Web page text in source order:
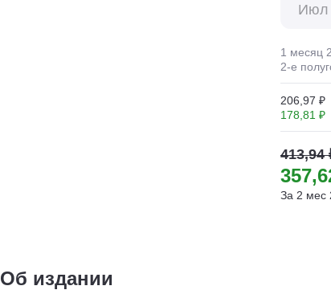
Июл
1 месяц
2-е
206,97 ₽
178,81 ₽
413,94
За 2 мес
Об издании